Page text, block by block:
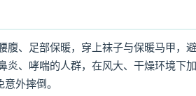
、足部保暖，穿上袜子与保暖马甲，
炎、哮喘的人群，在风大、干燥环境下
外摔倒。